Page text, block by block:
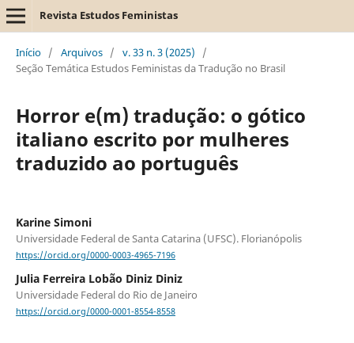
Revista Estudos Feministas
Início / Arquivos / v. 33 n. 3 (2025)
/
Seção Temática Estudos Feministas da Tradução no Brasil
Horror e(m) tradução: o gótico
italiano escrito por mulheres
traduzido ao português
Karine Simoni
Universidade Federal de Santa Catarina (UFSC). Florianópolis
https://orcid.org/0000-0003-4965-7196
Julia Ferreira Lobão Diniz Diniz
Universidade Federal do Rio de Janeiro
https://orcid.org/0000-0001-8554-8558